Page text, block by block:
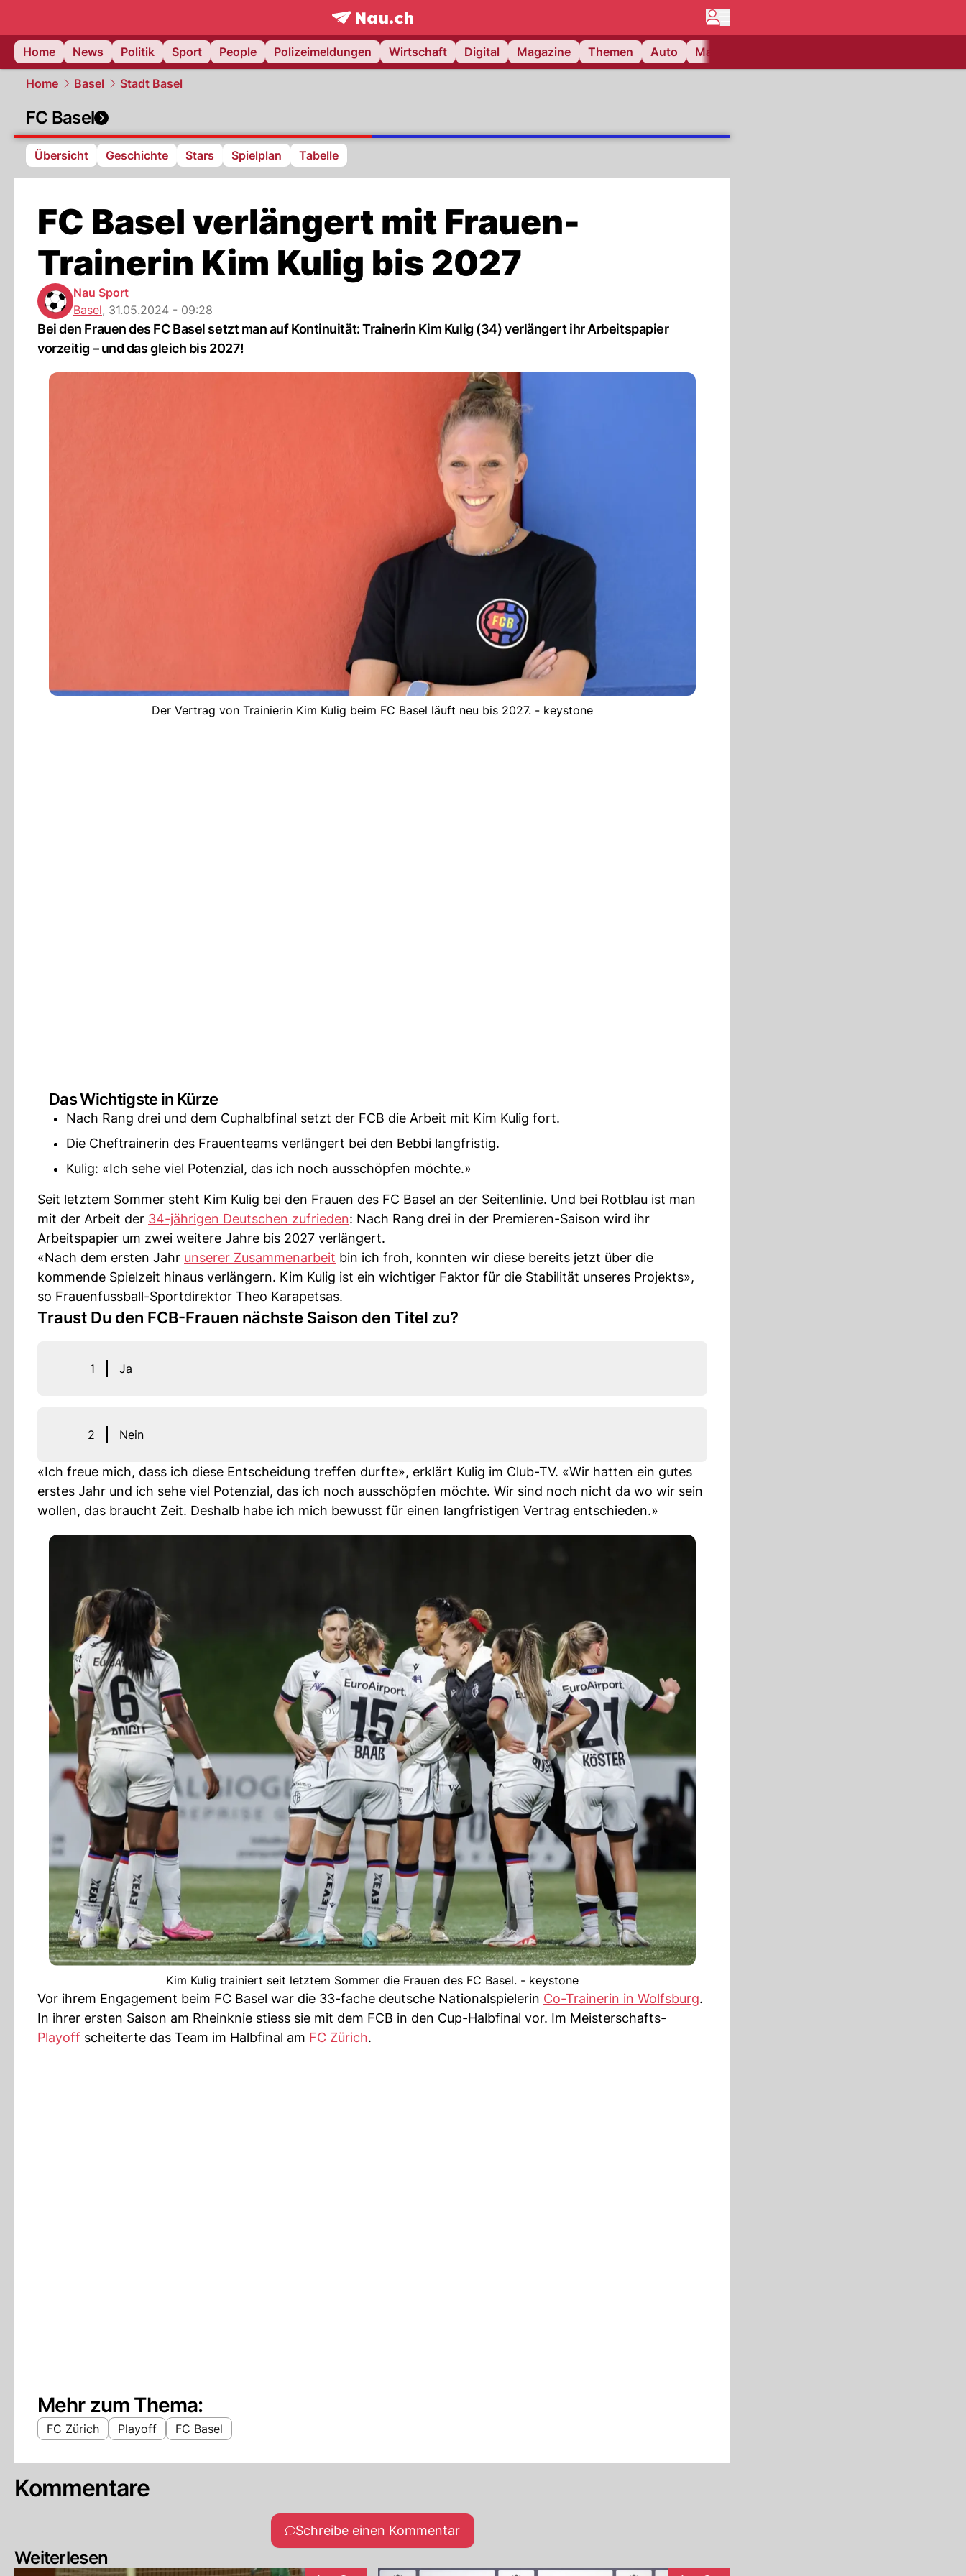
frontpage.NAU.ch
Home
News Politik Sport People Polizeimeldungen Wirtschaft Digital Magazine Themen Auto Matchcenter
Home Basel Stadt Basel
FC Basel
Übersicht Geschichte Stars Spielplan Tabelle
FC Basel verlängert mit Frauen-
Trainerin Kim Kulig bis 2027
Nau Sport
Basel, 31.05.2024 - 09:28
Bei den Frauen des FC Basel setzt man auf Kontinuität: Trainerin Kim Kulig (34) verlängert ihr Arbeitspapier
vorzeitig – und das gleich bis 2027!
Der Vertrag von Trainierin Kim Kulig beim FC Basel läuft neu bis 2027. - keystone
Das Wichtigste in Kürze
Nach Rang drei und dem Cuphalbfinal setzt der FCB die Arbeit mit Kim Kulig fort.
Die Cheftrainerin des Frauenteams verlängert bei den Bebbi langfristig.
Kulig: «Ich sehe viel Potenzial, das ich noch ausschöpfen möchte.»
Seit letztem Sommer steht Kim Kulig bei den Frauen des FC Basel an der Seitenlinie. Und bei Rotblau ist man
mit der Arbeit der 34-jährigen Deutschen zufrieden: Nach Rang drei in der Premieren-Saison wird ihr
Arbeitspapier um zwei weitere Jahre bis 2027 verlängert.
«Nach dem ersten Jahr unserer Zusammenarbeit bin ich froh, konnten wir diese bereits jetzt über die
kommende Spielzeit hinaus verlängern. Kim Kulig ist ein wichtiger Faktor für die Stabilität unseres Projekts»,
so Frauenfussball-Sportdirektor Theo Karapetsas.
Traust Du den FCB-Frauen nächste Saison den Titel zu?
1 Ja
2 Nein
«Ich freue mich, dass ich diese Entscheidung treffen durfte», erklärt Kulig im Club-TV. «Wir hatten ein gutes
erstes Jahr und ich sehe viel Potenzial, das ich noch ausschöpfen möchte. Wir sind noch nicht da wo wir sein
wollen, das braucht Zeit. Deshalb habe ich mich bewusst für einen langfristigen Vertrag entschieden.»
Kim Kulig trainiert seit letztem Sommer die Frauen des FC Basel. - keystone
Vor ihrem Engagement beim FC Basel war die 33-fache deutsche Nationalspielerin Co-Trainerin in Wolfsburg.
In ihrer ersten Saison am Rheinknie stiess sie mit dem FCB in den Cup-Halbfinal vor. Im Meisterschafts-
Playoff scheiterte das Team im Halbfinal am FC Zürich.
Mehr zum Thema:
FC Zürich Playoff FC Basel
Kommentare
Schreibe einen Kommentar
Weiterlesen